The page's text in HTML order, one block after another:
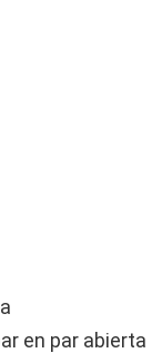
en par abierta